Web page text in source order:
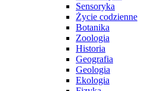
Sensoryka
Życie codzienne
Botanika
Zoologia
Historia
Geografia
Geologia
Ekologia